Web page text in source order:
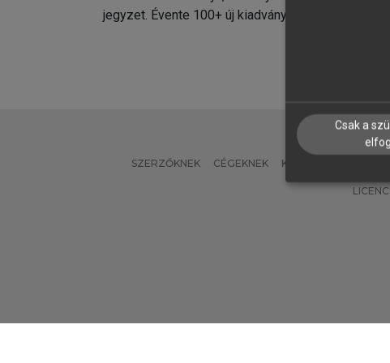
jegyzet. Évente 100+ új kiadvány.
SZERZŐKNEK CÉGEKNEK KÖNYVTÁROSOKNAK
Csak a